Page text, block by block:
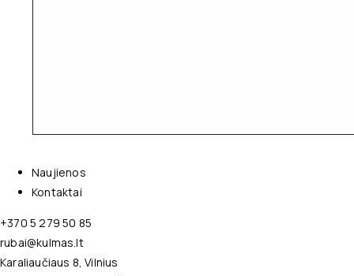
Naujienos
Kontaktai
+370 5 279 50 85
rubai@kulmas.lt
Karaliaučiaus 8, Vilnius